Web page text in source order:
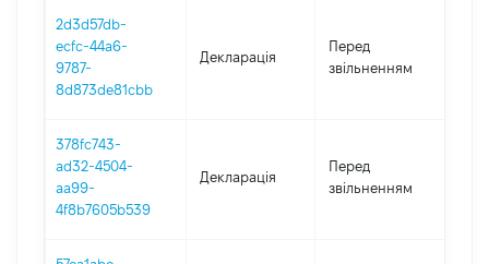
2d3d57db-
ecfc-44a6-
9787-
8d873de81cbb
Декларація
Перед
звільненням
378fc743-
ad32-4504-
aa99-
4f8b7605b539
Декларація
Перед
звільненням